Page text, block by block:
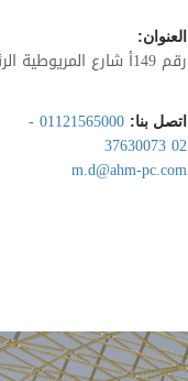
العنوان:
رقم 149أ شارع
السياحى , الهرم، الجيزة،
اتصل بنا: 01121565000
-
02 37630073
m.d@ahm-pc.com